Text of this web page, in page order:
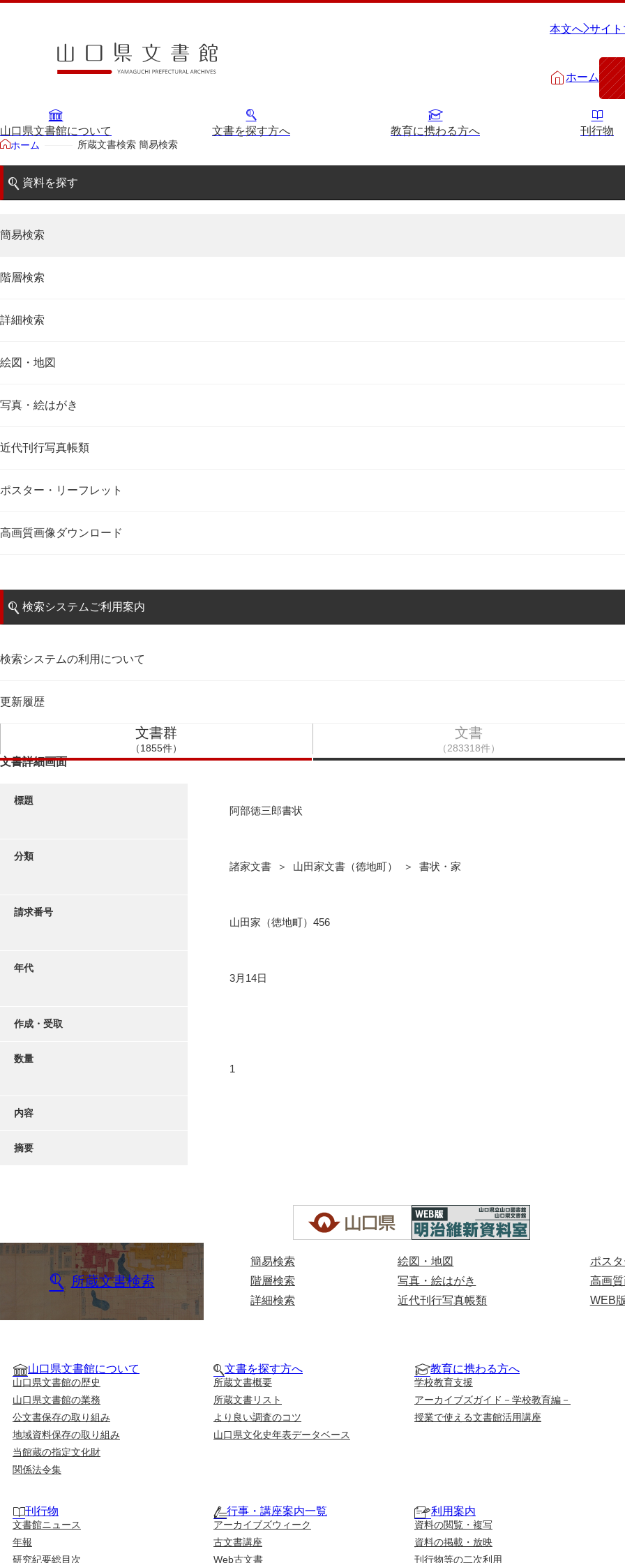
本文へ サイ
ホーム
山口県文書館について 文書を探す方へ 教育に携わる方へ 刊行物
ホーム 所蔵文書検索 簡易検索
資料を探す
簡易検索
階層検索
詳細検索
絵図・地図
写真・絵はがき
近代刊行写真帳類
ポスター・リーフレット
高画質画像ダウンロード
検索システムご利用案内
検索システムの利用について
更新履歴
文書群
（1855件）
文書
（283318件）
文書詳細画面
標題
阿部徳三郎書状
分類
諸家文書 ＞ 山田家文書（徳地町） ＞ 書状・家
請求番号
山田家（徳地町）456
年代
3月14日
作成・受取
数量
1
内容
摘要
所蔵文書検索
簡易検索
階層検索
詳細検索
絵図・地図
写真・絵はがき
近代刊行写真帳類
ポス
高画
WEB
山口県文書館について
山口県文書館の歴史
山口県文書館の業務
公文書保存の取り組み
地域資料保存の取り組み
当館蔵の指定文化財
関係法令集
文書を探す方へ
所蔵文書概要
所蔵文書リスト
より良い調査のコツ
山口県文化史年表データベース
教育に携わる方へ
学校教育支援
アーカイブズガイド－学校教育編－
授業で使える文書館活用講座
刊行物
文書館ニュース
年報
研究紀要総目次
行事・講座案内一覧
アーカイブズウィーク
古文書講座
Web古文書
利用案内
資料の閲覧・複写
資料の掲載・放映
刊行物等の二次利用